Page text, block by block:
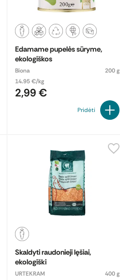
Edamame pupelės sūryme,
ekologiškos
Biona
200 g
14.95 €/kg
2,99 €
Pridėti
Skaldyti raudonieji lęšiai,
ekologiški
URTEKRAM
400 g